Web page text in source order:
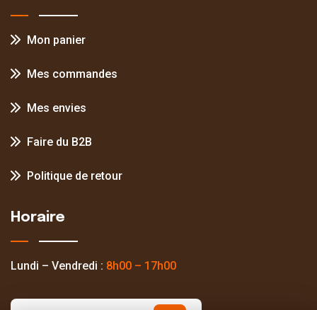
Mon panier
Mes commandes
Mes envies
Faire du B2B
Politique de retour
Horaire
Lundi – Vendredi : 8h00 – 17h00